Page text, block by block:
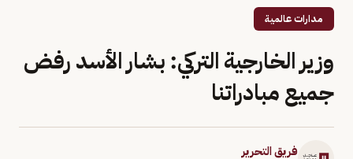
مدارات عالمية
وزير الخارجية التركي: بشار الأسد رفض
جميع مبادراتنا
فريق التحرير